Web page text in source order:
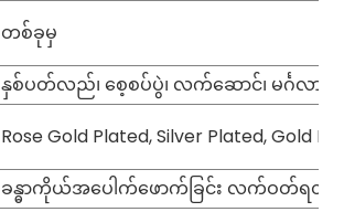
တစ်ခုမှ
နှစ်ပတ်လည်၊ စေ့စပ်ပွဲ၊ လက်ဆောင်၊ မင်္ဂလာဆ
Rose Gold Plated, Silver Plated, Gold
ခန္ဓာကိုယ်အပေါက်ဖောက်ခြင်း လက်ဝတ်ရတန